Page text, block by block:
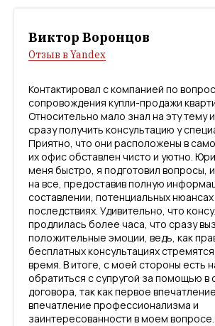
Виктор Воронцов
Отзыв в Yandex
Контактировал с компанией по
сопровождения купли-продажи
Относительно мало знал на эту тему
сразу получить консультацию у
Приятно, что они расположены в
их офис обставлен чисто и уютно.
меня быстро, я подготовил вопросы,
на все, предоставив полную
составлении, потенциальных нюансах
последствиях. Удивительно, что
продлилась более часа, что сразу
положительные эмоции, ведь, как
бесплатных консультациях
время. В итоге, с моей стороны есть
обратиться с супругой за помощью в
договора, так как первое
впечатление профессионализма и
заинтересованности в моем вопросе.